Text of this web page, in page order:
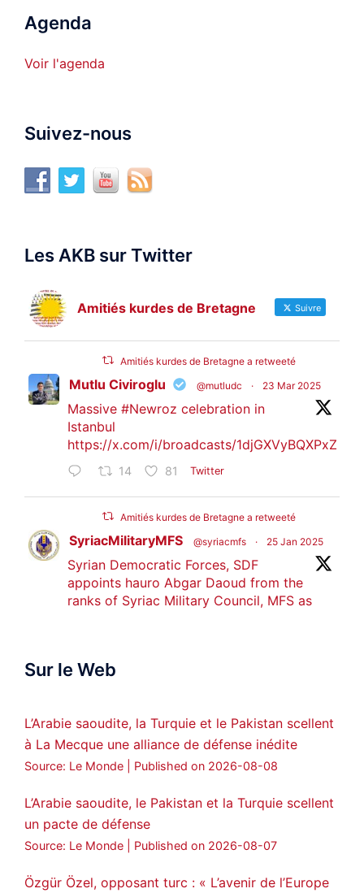
Agenda
Voir l'agenda
Suivez-nous
Les AKB sur Twitter
Amitiés kurdes de Bretagne Suivre
Amitiés kurdes de Bretagne a retweeté
Mutlu Civiroglu @mutludc · 23 Mar 2025
Massive #Newroz celebration in
Istanbul
https://x.com/i/broadcasts/1djGXVyBQXPxZ
14 81 Twitter
Amitiés kurdes de Bretagne a retweeté
SyriacMilitaryMFS @syriacmfs · 25 Jan 2025
Syrian Democratic Forces, SDF
appoints hauro Abgar Daoud from the
ranks of Syriac Military Council, MFS as
ܟܫܝܪܘܬܐ ܒܘܠܝܬܐ ܚܘܪܐ ܐܒܓܪ
Amitiés kurdes de Bretagne a retweeté
MedyaNews @medyanews_ · 24 Jan 2025
statement on Abdullah Öcalan meeting
#AbdullahÖcalan #PeaceProcess
Sur le Web
L’Arabie saoudite, la Turquie et le Pakistan scellent
à La Mecque une alliance de défense inédite
Source: Le Monde Published on 2026-08-08
L’Arabie saoudite, le Pakistan et la Turquie scellent
un pacte de défense
Source: Le Monde Published on 2026-08-07
Özgür Özel, opposant turc : « L’avenir de l’Europe